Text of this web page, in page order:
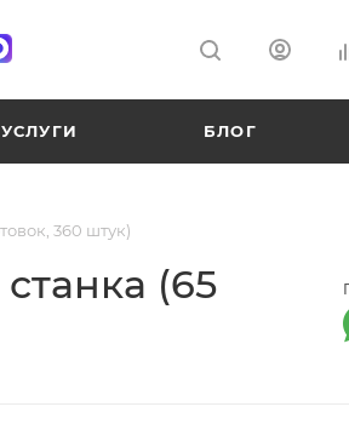
УСЛУГИ БЛОГ
360 штук)
(65